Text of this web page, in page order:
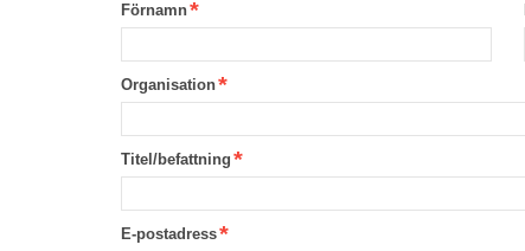
Förnamn
Organisation
Titel/befattning
E-postadress